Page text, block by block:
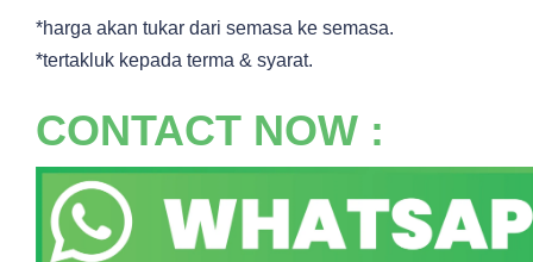
*harga akan tukar dari semasa ke semasa.
*tertakluk kepada terma & syarat.
CONTACT NOW :